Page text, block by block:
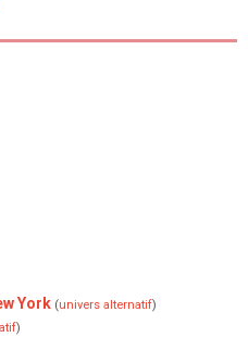
York (univers alternatif)
)